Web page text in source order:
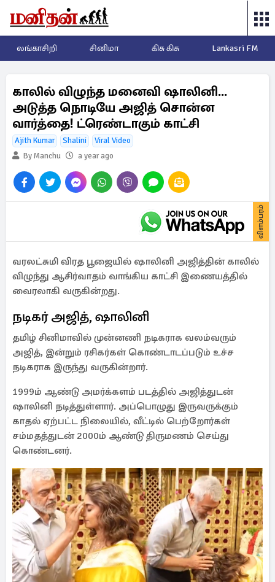
லங்காசிறி சினிமா கிசு கிசு Lankasri FM
காலில் விழுந்த மனைவி ஷாலினி...
அடுத்த நொடியே அஜித் சொன்ன
வார்த்தை! ட்ரெண்டாகும் காட்சி
Ajith Kumar Shalini
Viral Video
By Manchu
a year ago
விளம்பரம்
வரலட்சுமி விரத பூஜையில் ஷாலினி அஜித்தின் காலில்
விழுந்து ஆசிர்வாதம் வாங்கிய காட்சி இணையத்தில்
வைரலாகி வருகின்றது.
நடிகர் அஜித், ஷாலினி
தமிழ் சினிமாவில் முன்னணி நடிகராக வலம்வரும்
அஜித், இன்றும் ரசிகர்கள் கொண்டாடப்படும் உச்ச
நடிகராக இருந்து வருகின்றார்.
1999ம் ஆண்டு அமர்க்களம் படத்தில் அஜித்துடன்
ஷாலினி நடித்துள்ளார். அப்பொழுது இருவருக்கும்
காதல் ஏற்பட்ட நிலையில், வீட்டில் பெற்றோர்கள்
சம்மதத்துடன் 2000ம் ஆண்டு திருமணம் செய்து
கொண்டனர்.